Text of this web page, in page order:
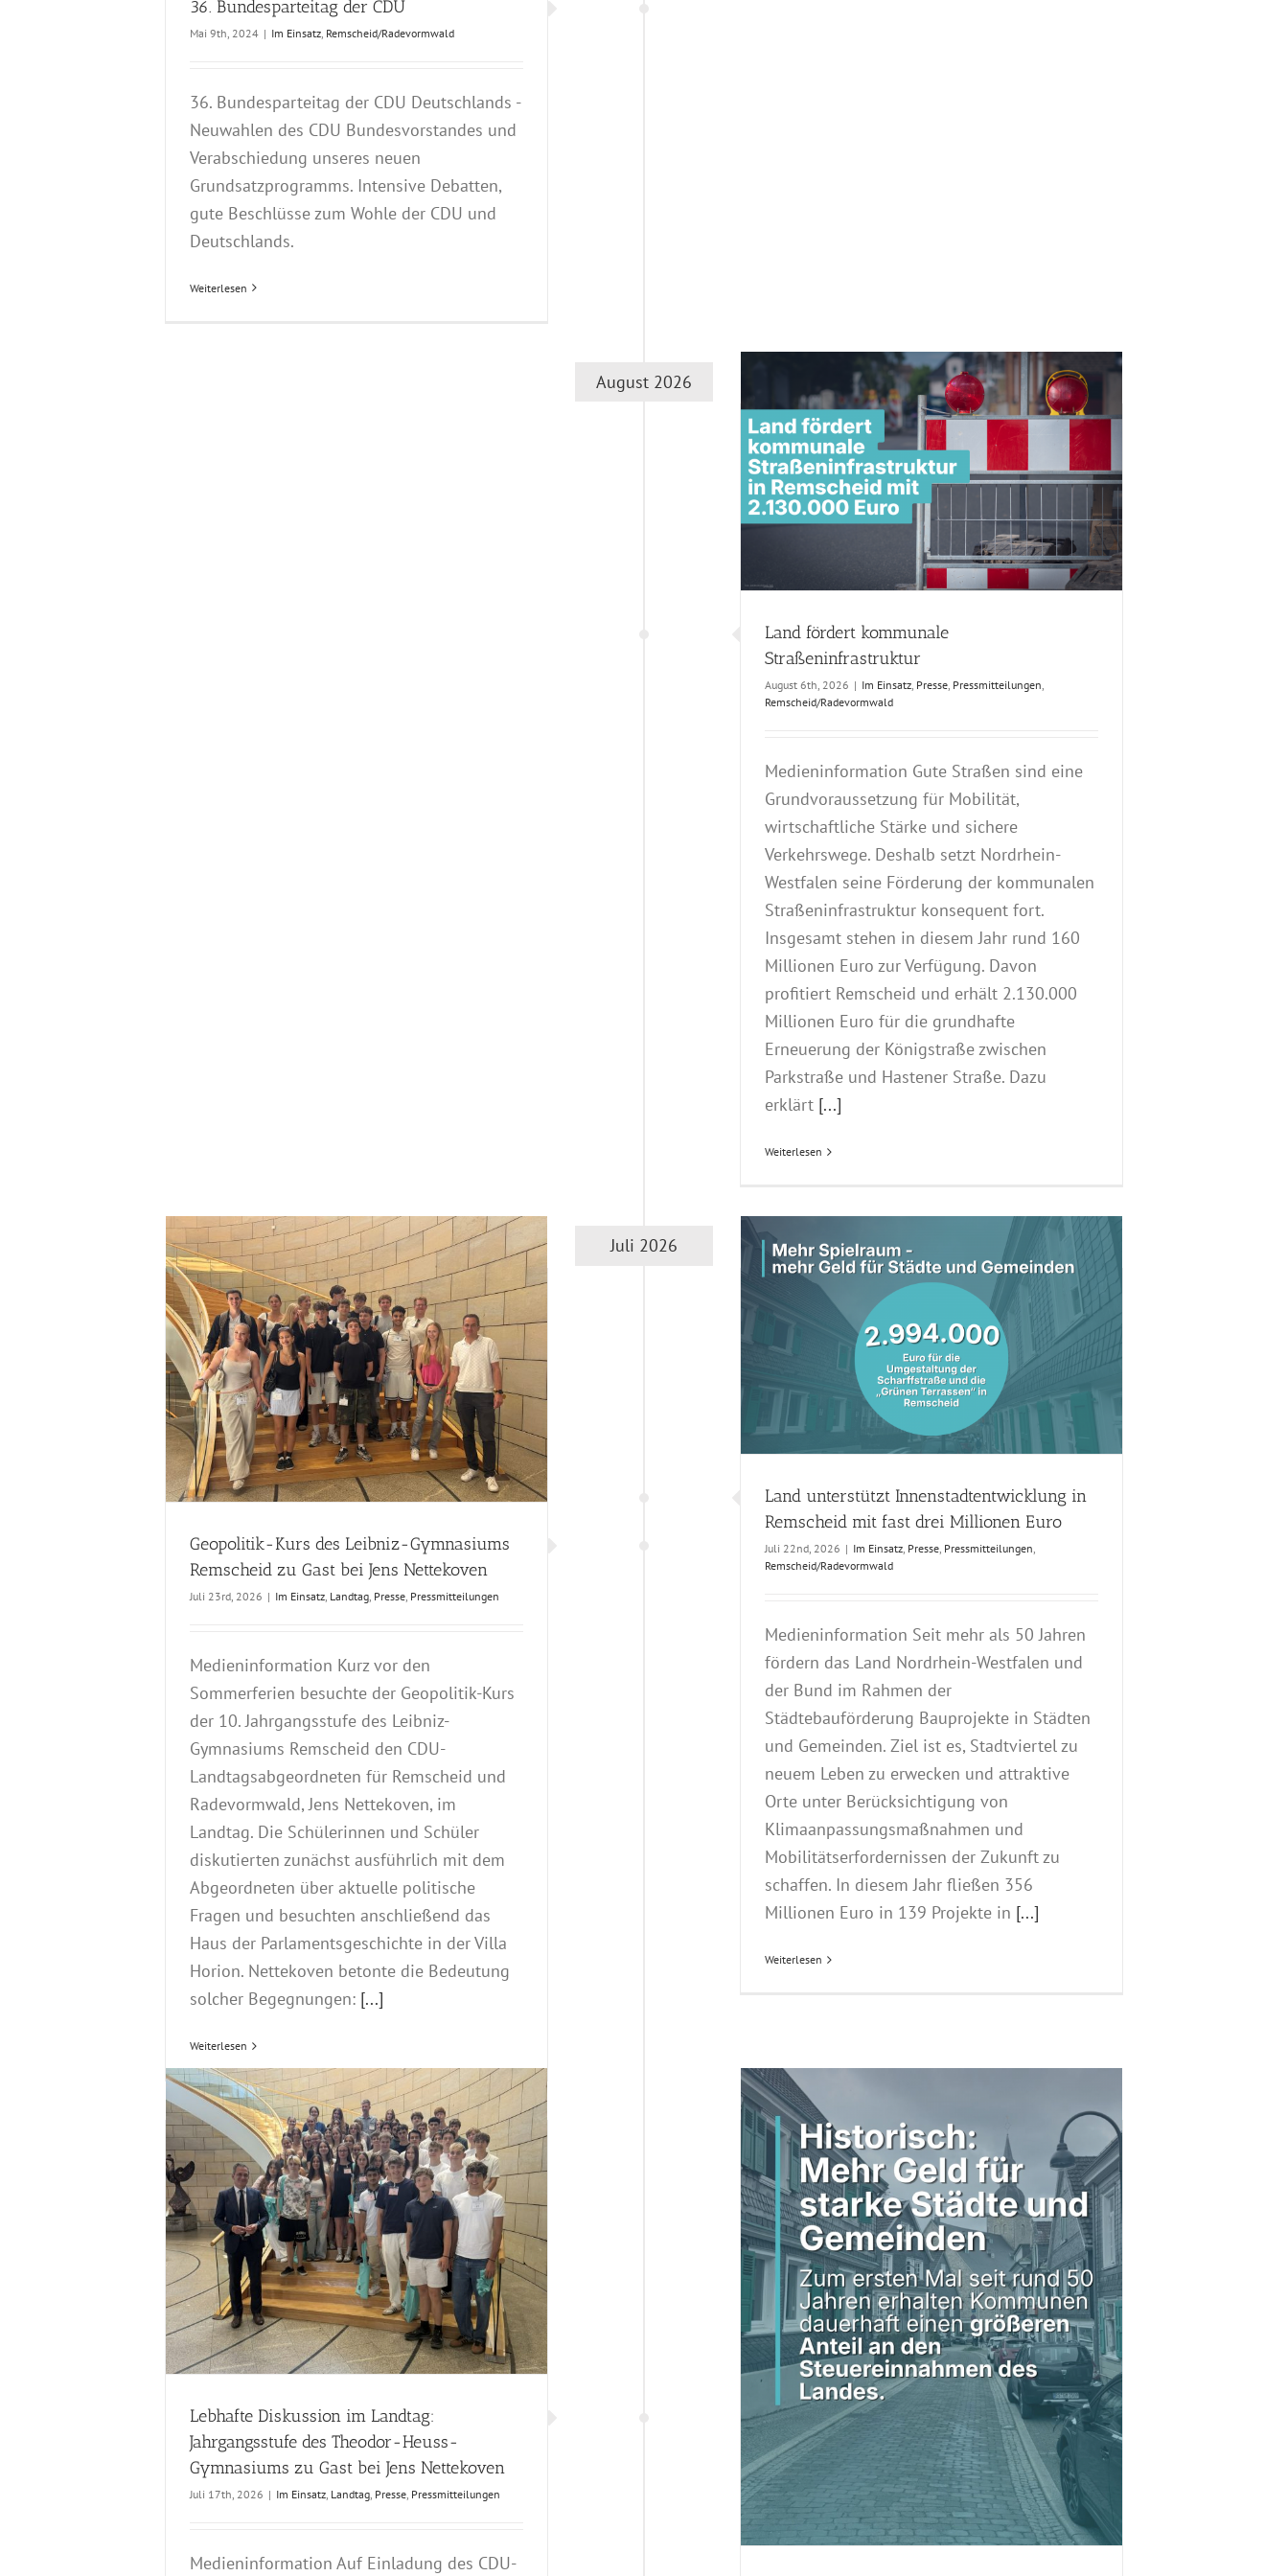
36. Bundesparteitag der CDU
Mai 9th, 2024 | Im Einsatz Remscheid/Radevormwald
36. Bundesparteitag der CDU Deutschlands -
Neuwahlen des CDU Bundesvorstandes und
Verabschiedung unseres neuen
Grundsatzprogramms. Intensive Debatten,
gute Beschlüsse zum Wohle der CDU und
Deutschlands.
Weiterlesen
August 2026
Land fördert kommunale
Straßeninfrastruktur
August 6th, 2026 | Im Einsatz, Presse, Pressmitteilungen,
Remscheid/Radevormwald
Medieninformation Gute Straßen sind eine
Grundvoraussetzung für Mobilität,
wirtschaftliche Stärke und sichere
Verkehrswege. Deshalb setzt Nordrhein-
Westfalen seine Förderung der kommunalen
Straßeninfrastruktur konsequent fort.
Insgesamt stehen in diesem Jahr rund 160
Millionen Euro zur Verfügung. Davon
profitiert Remscheid und erhält 2.130.000
Millionen Euro für die grundhafte
Erneuerung der Königstraße zwischen
Parkstraße und Hastener Straße. Dazu
erklärt [...]
Weiterlesen
Juli 2026
Geopolitik-Kurs des Leibniz-Gymnasiums
Remscheid zu Gast bei Jens Nettekoven
Juli 23rd, 2026 | Im Einsatz, Landtag, Presse, Pressmitteilungen
Medieninformation Kurz vor den
Sommerferien besuchte der Geopolitik-Kurs
der 10. Jahrgangsstufe des Leibniz-
Gymnasiums Remscheid den CDU-
Landtagsabgeordneten für Remscheid und
Radevormwald, Jens Nettekoven, im
Landtag. Die Schülerinnen und Schüler
diskutierten zunächst ausführlich mit dem
Abgeordneten über aktuelle politische
Fragen und besuchten anschließend das
Haus der Parlamentsgeschichte in der Villa
Horion. Nettekoven betonte die Bedeutung
solcher Begegnungen: [...]
Weiterlesen
Land unterstützt Innenstadtentwicklung in Remscheid mit
fast drei Millionen Euro
Im Einsatz Presse Pressmitteilungen
Land unterstützt Innenstadtentwicklung in
Remscheid mit fast drei Millionen Euro
Juli 22nd, 2026 | Im Einsatz, Presse, Pressmitteilungen,
Remscheid/Radevormwald
Medieninformation Seit mehr als 50 Jahren
fördern das Land Nordrhein-Westfalen und
der Bund im Rahmen der
Städtebauförderung Bauprojekte in Städten
und Gemeinden. Ziel ist es, Stadtviertel zu
neuem Leben zu erwecken und attraktive
Orte unter Berücksichtigung von
Klimaanpassungsmaßnahmen und
Mobilitätserfordernissen der Zukunft zu
schaffen. In diesem Jahr fließen 356
Millionen Euro in 139 Projekte in [...]
Weiterlesen
Lebhafte Diskussion im Landtag:
Jahrgangsstufe des Theodor-Heuss-
Gymnasiums zu Gast bei Jens Nettekoven
Juli 17th, 2026 | Im Einsatz Landtag Presse Pressmitteilungen
Medieninformation Auf Einladung des CDU-
Schwarz-grüne Landesregierung erhöht kommunalen
Anteil an Steuereinnahmen des Landes
Im Einsatz Presse Pressmitteilungen